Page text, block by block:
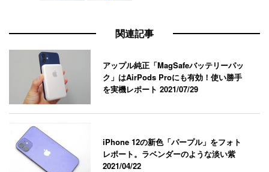
関連記事
アップル純正「MagSafeバッテリーパッ
ク」はAirPods Proにも有効！使い勝手
を実機レポート2021/07/29
iPhone 12の新色「パープル」をフォト
レポート。ラベンダーのような淡い紫
2021/04/22